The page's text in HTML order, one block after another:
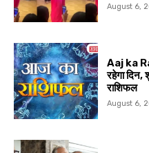
August 6,
Aaj ka
रहेगा दिन,
राशिफल
August 6,